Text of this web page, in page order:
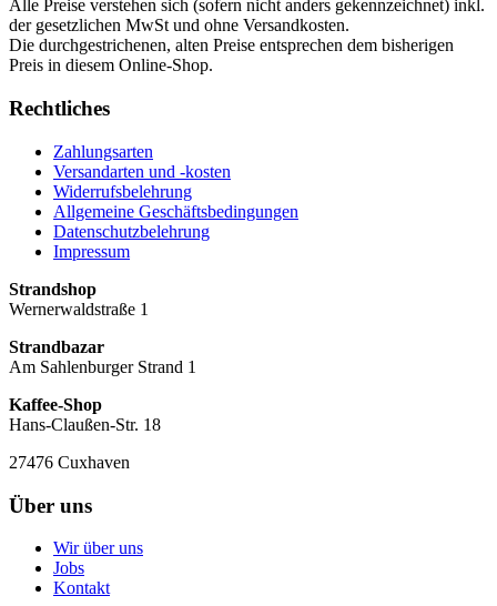
Alle Preise verstehen sich (sofern nicht anders gekennzeichnet) inkl.
der gesetzlichen MwSt und ohne Versandkosten.
Die durchgestrichenen, alten Preise entsprechen dem bisherigen
Preis in diesem Online-Shop.
Rechtliches
Zahlungsarten
Versandarten und -kosten
Widerrufsbelehrung
Allgemeine Geschäftsbedingungen
Datenschutzbelehrung
Impressum
Strandshop
Wernerwaldstraße 1
Strandbazar
Am Sahlenburger Strand 1
Kaffee-Shop
Hans-Claußen-Str. 18
27476 Cuxhaven
Über uns
Wir über uns
Jobs
Kontakt